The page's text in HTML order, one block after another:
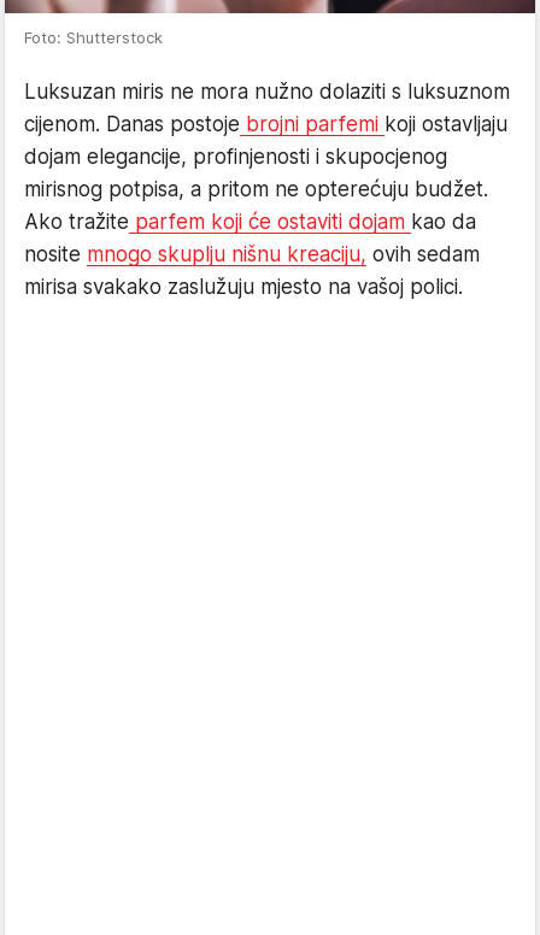
Foto: Shutterstock
Luksuzan miris ne mora nužno dolaziti s luksuznom
cijenom. Danas postoje brojni parfemi koji ostavljaju
dojam elegancije, profinjenosti i skupocjenog
mirisnog potpisa, a pritom ne opterećuju budžet.
Ako tražite parfem koji će ostaviti dojam kao da
nosite mnogo skuplju nišnu kreaciju, ovih sedam
mirisa svakako zaslužuju mjesto na vašoj polici.